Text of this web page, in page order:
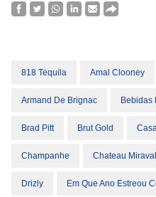
818 Tequila Amal Clooney
Armand De Brignac Bebidas
Brad Pitt Brut Gold
Champanhe Chateau Miraval
Drizly Em Que Ano Estreou